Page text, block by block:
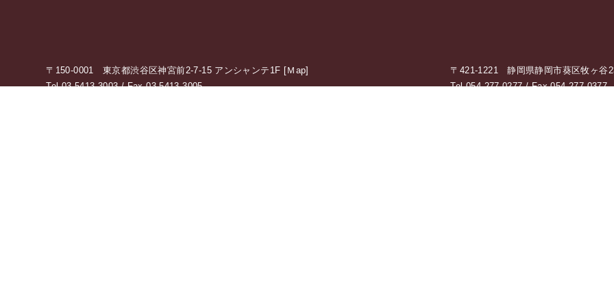
〒150-0001 東京都渋谷区神宮前2-7-15 アンシャンテ1F [Ｍap]
Tel 03-5413-3003 / Fax 03-5413-3005
〒421-1221 静岡県静岡市葵区牧ヶ谷
Tel 054-277-0277 / Fax 054-277-0377